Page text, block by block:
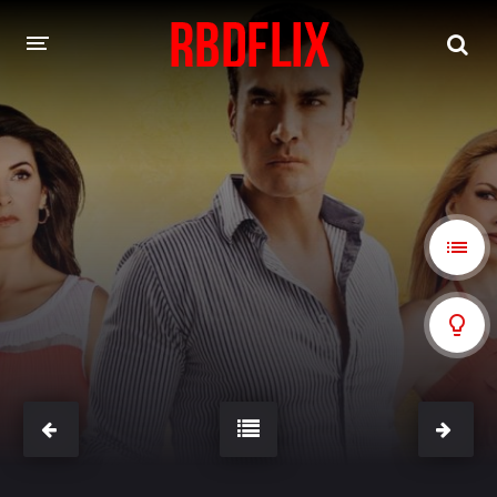
REBELDE
Rebelde: En Español Rebelde: Dublado
FILMES
Alfonso Herrera Anahí
Christian Chávez Christopher Von Uckermann